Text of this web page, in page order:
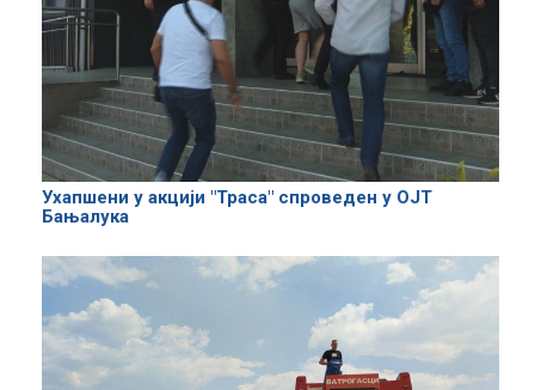
Ухапшени у акцији "Траса" спроведен у ОЈТ
Бањалука